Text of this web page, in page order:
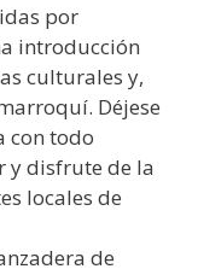
por
introducción
culturales y,
Déjese
con todo
y disfrute de la
locales de
de